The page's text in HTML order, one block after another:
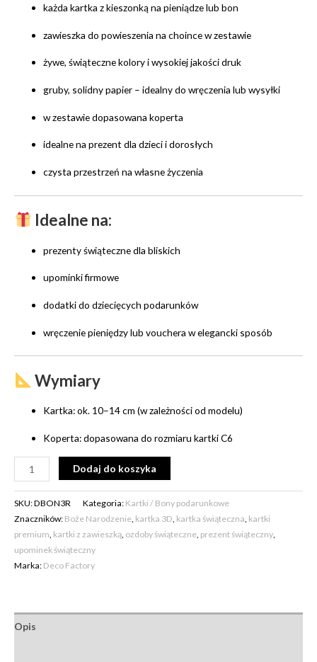
każda kartka z kieszonką na pieniądze lub bon
zawieszka do powieszenia na choince w zestawie
żywe, świąteczne kolory i wysokiej jakości druk
gruby, solidny papier – idealny do wręczenia lub wysyłki
w zestawie dopasowana koperta
idealne na prezent dla dzieci i dorosłych
czysta przestrzeń na własne życzenia
Idealne na:
prezenty świąteczne dla bliskich
upominki firmowe
dodatki do dziecięcych podarunków
wręczenie pieniędzy lub vouchera w elegancki sposób
Wymiary
Kartka: ok. 10–14 cm (w zależności od modelu)
Koperta: dopasowana do rozmiaru kartki C6
Dodaj do koszyka
SKU:DBON3R Kategoria: Kartki / Bony podarunkowe
Znaczników: Boże Narodzenie, kartka 3D, kartka świąteczna, kartki
premium, kartki z zawieszką, ozdoby świąteczne, prezent świąteczny,
upominek świąteczny
Marka: Deco Factory
Opis